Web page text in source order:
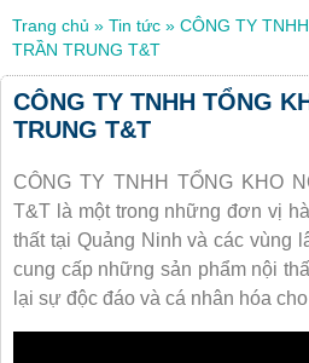
Trang chủ » Tin tức » CÔNG TY
TRẦN TRUNG T&T
CÔNG TY TNHH TỔNG
TRUNG T&T
CÔNG TY TNHH TỔNG KHO
T&T là một trong những đơn vị
thất tại Quảng Ninh và các vùng
cung cấp những sản phẩm nội
lại sự độc đáo và cá nhân hóa